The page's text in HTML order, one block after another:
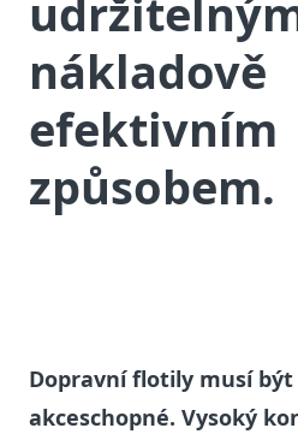
nákladově
efektivním
způsobem.
Dopravní flotily musí
akceschopné. Vysoký